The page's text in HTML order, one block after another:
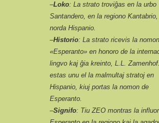
–Loko: La strato troviĝas en la urbo
Santandero, en la regiono
norda Hispanio.
–Historio: La strato ricevis la nomon
«Esperanto» en honoro de la
lingvo kaj ĝia kreinto, L.L.
estas unu el la malmultaj stratoj en
Hispanio, kiuj portas la nomon de
Esperanto.
–Signifo: Tiu ZEO montras la